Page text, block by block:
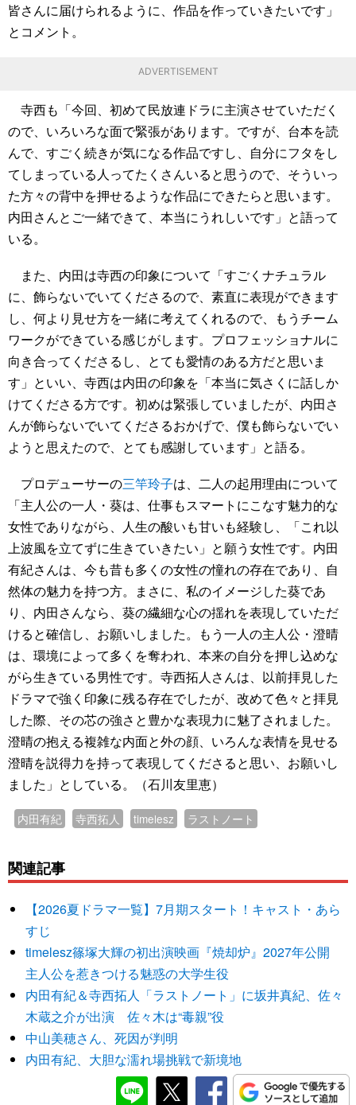
皆さんに届けられるように、作品を作っていきたいです」
とコメント。
ADVERTISEMENT
寺西も「今回、初めて民放連ドラに主演させていただく
ので、いろいろな面で緊張があります。ですが、台本を読
んで、すごく続きが気になる作品ですし、自分にフタをし
てしまっている人ってたくさんいると思うので、そういっ
た方々の背中を押せるような作品にできたらと思います。
内田さんとご一緒できて、本当にうれしいです」と語って
いる。
また、内田は寺西の印象について「すごくナチュラル
に、飾らないでいてくださるので、素直に表現ができます
し、何より見せ方を一緒に考えてくれるので、もうチーム
ワークができている感じがします。プロフェッショナルに
向き合ってくださるし、とても愛情のある方だと思いま
す」といい、寺西は内田の印象を「本当に気さくに話しか
けてくださる方です。初めは緊張していましたが、内田さ
んが飾らないでいてくださるおかげで、僕も飾らないでい
ようと思えたので、とても感謝しています」と語る。
プロデューサーの三竿玲子は、二人の起用理由について
「主人公の一人・葵は、仕事もスマートにこなす魅力的な
女性でありながら、人生の酸いも甘いも経験し、「これ以
上波風を立てずに生きていきたい」と願う女性です。内田
有紀さんは、今も昔も多くの女性の憧れの存在であり、自
然体の魅力を持つ方。まさに、私のイメージした葵であ
り、内田さんなら、葵の繊細な心の揺れを表現していただ
けると確信し、お願いしました。もう一人の主人公・澄晴
は、環境によって多くを奪われ、本来の自分を押し込めな
がら生きている男性です。寺西拓人さんは、以前拝見した
ドラマで強く印象に残る存在でしたが、改めて色々と拝見
した際、その芯の強さと豊かな表現力に魅了されました。
澄晴の抱える複雑な内面と外の顔、いろんな表情を見せる
澄晴を説得力を持って表現してくださると思い、お願いし
ました」としている。（石川友里恵）
内田有紀 寺西拓人 timelesz ラストノート
関連記事
【2026夏ドラマ一覧】7月期スタート！キャスト・あら
すじ
timelesz篠塚大輝の初出演映画『焼却炉』2027年公開
主人公を惹きつける魅惑の大学生役
内田有紀＆寺西拓人「ラストノート」に坂井真紀、佐々
木蔵之介が出演 佐々木は“毒親”役
中山美穂さん、死因が判明
内田有紀、大胆な濡れ場挑戦で新境地